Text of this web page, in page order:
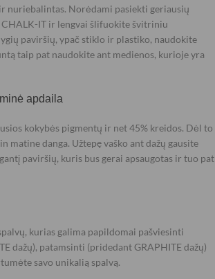
nuriebalintas. Norėdami pasiekti geriausių
IT ir lengvai šlifuokite švitriniu
paviršių, ypač stiklo ir plastiko, naudokite
taip pat naudokite ant medienos, kurioje yra
apdaila
kokybės pigmentų ir net 45% kreidos. Dėl to
matine danga. Užtepę vaško ant dažų gausite
paviršių, kuris bus gerai apsaugotas ir tuo pat
kurias galima papildomai pašviesinti
dažų), patamsinti (pridedant GRAPHITE dažų)
savo unikalią spalvą.